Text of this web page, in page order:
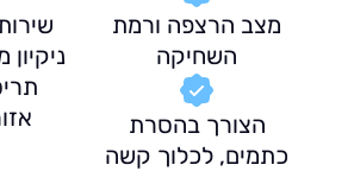
הרצפה ורמת
השחיקה
הצורך בהסרת
לכלוך קשה
שירותים
ניקיון משלים,
תריסים או
אזורים